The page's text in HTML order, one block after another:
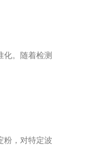
化。随着检测
粉，对特定波